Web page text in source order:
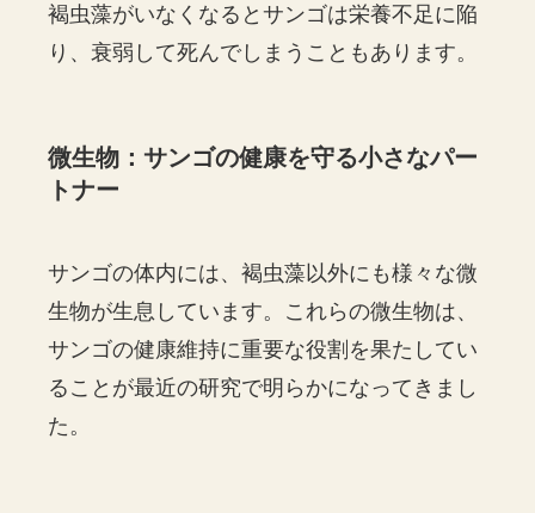
褐虫藻がいなくなるとサンゴは栄養不足に陥
り、衰弱して死んでしまうこともあります。
微生物：サンゴの健康を守る小さなパー
トナー
サンゴの体内には、褐虫藻以外にも様々な微
生物が生息しています。これらの微生物は、
サンゴの健康維持に重要な役割を果たしてい
ることが最近の研究で明らかになってきまし
た。